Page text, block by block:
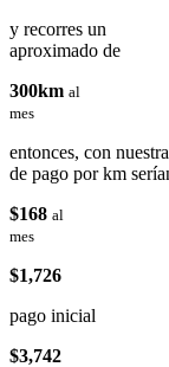
y recorres un
aproximado de
300km al
mes
entonces, con
de pago por km
$168 al
mes
$1,726
pago inicial
$3,742